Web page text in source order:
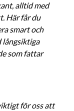
alltid med
Här får du
smart och
långsiktiga
som fattar
för oss att